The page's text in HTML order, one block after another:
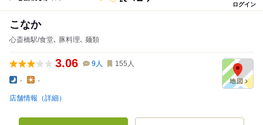
ログイン
こなか
心斎橋駅/食堂､ 豚料理､ 麺類
3.06 9人 155 人
- -
店舗情報（詳細）